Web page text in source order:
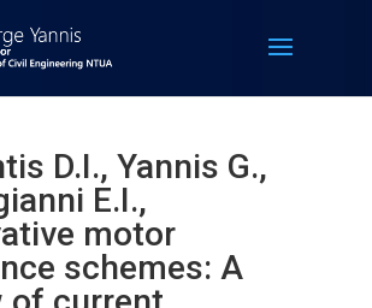
D.I., Yannis G.,
E.I.,
motor
schemes: A